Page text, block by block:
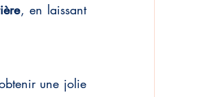
, en laissant
une jolie